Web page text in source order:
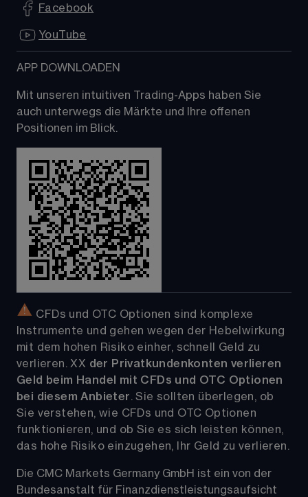
Facebook
YouTube
APP DOWNLOADEN
Mit unseren intuitiven Trading-Apps haben Sie
auch unterwegs die Märkte und Ihre offenen
Positionen im Blick.
CFDs und OTC Optionen sind komplexe
Instrumente und gehen wegen der Hebelwirkung
mit dem hohen Risiko einher, schnell Geld zu
verlieren. XX der Privatkundenkonten verlieren
Geld beim Handel mit CFDs und OTC Optionen
bei diesem Anbieter. Sie sollten überlegen, ob
Sie verstehen, wie CFDs und OTC Optionen
funktionieren, und ob Sie es sich leisten können,
das hohe Risiko einzugehen, Ihr Geld zu verlieren.
Die CMC Markets Germany GmbH ist ein von der
Bundesanstalt für Finanzdienstleistungsaufsicht